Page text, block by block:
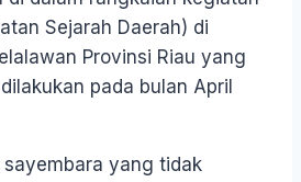
Sejarah Daerah) di
Provinsi Riau yang
pada bulan April
sayembara yang tidak